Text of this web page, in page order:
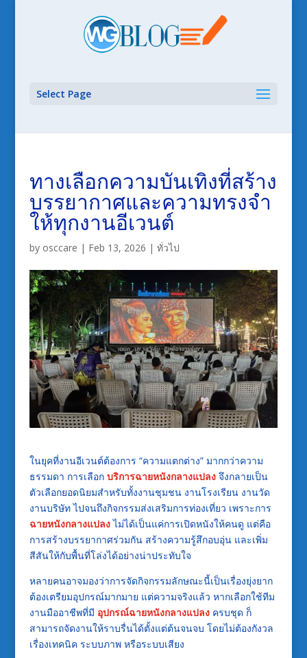
Select Page
ทางเลือกความบันเทิงที่สร้าง
บรรยากาศและความทรงจำ
ให้ทุกงานอีเวนต์
by osccare | Feb 13, 2026 | ทั่วไป
ในยุคที่งานอีเวนต์ต้องการ “ความแตกต่าง” มากกว่าความ
ธรรมดา การเลือก บริการฉายหนังกลางแปลง จึงกลายเป็น
ตัวเลือกยอดนิยมสำหรับทั้งงานชุมชน งานโรงเรียน งานวัด
งานบริษัท ไปจนถึงกิจกรรมส่งเสริมการท่องเที่ยว เพราะการ
ฉายหนังกลางแปลงไม่ได้เป็นแค่การเปิดหนังให้คนดู แต่คือ
การสร้างบรรยากาศร่วมกัน สร้างความรู้สึกอบอุ่น และเพิ่ม
สีสันให้กับพื้นที่โล่งได้อย่างน่าประทับใจ
หลายคนอาจมองว่าการจัดกิจกรรมลักษณะนี้เป็นเรื่องยุ่งยาก
ต้องเตรียมอุปกรณ์มากมาย แต่ความจริงแล้ว หากเลือกใช้ทีม
งานมืออาชีพที่มี อุปกรณ์ฉายหนังกลางแปลง ครบชุด ก็
สามารถจัดงานให้ราบรื่นได้ตั้งแต่ต้นจนจบ โดยไม่ต้องกังวล
เรื่องเทคนิค ระบบภาพ หรือระบบเสียง